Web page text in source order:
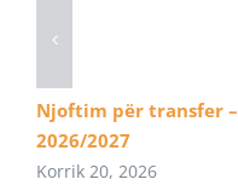
Njoftim për transfer –
2026/2027
Korrik 20, 2026